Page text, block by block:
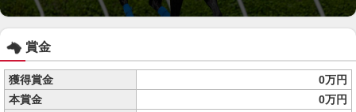
賞金
獲得賞金
0万円
本賞金
0万円